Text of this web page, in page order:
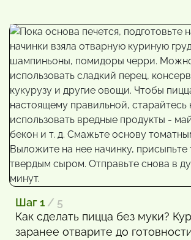
Шаг 1 / 5
Как сделать пицца без муки?
заранее отварите до